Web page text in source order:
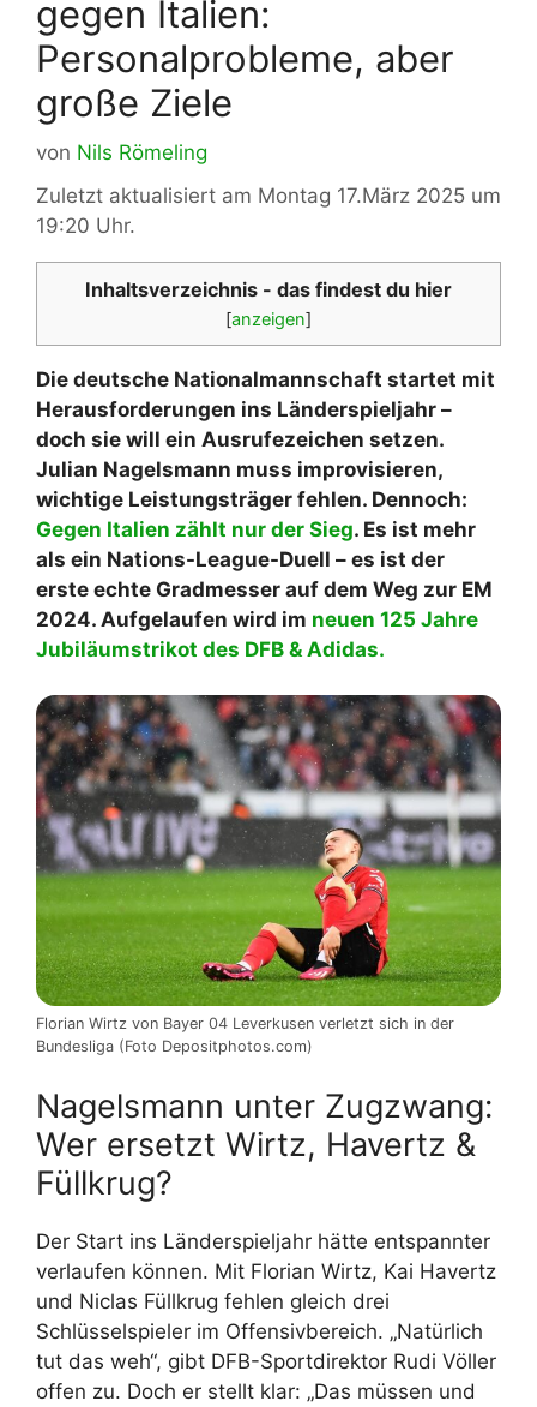
gegen Italien:
Personalprobleme, aber
große Ziele
von Nils Römeling
Zuletzt aktualisiert am Montag 17.März 2025 um
19:20 Uhr.
Inhaltsverzeichnis - das findest du hier
[anzeigen]
Die deutsche Nationalmannschaft startet mit
Herausforderungen ins Länderspieljahr –
doch sie will ein Ausrufezeichen setzen.
Julian Nagelsmann muss improvisieren,
wichtige Leistungsträger fehlen. Dennoch:
Gegen Italien zählt nur der Sieg. Es ist mehr
als ein Nations-League-Duell – es ist der
erste echte Gradmesser auf dem Weg zur EM
2024. Aufgelaufen wird im neuen 125 Jahre
Jubiläumstrikot des DFB & Adidas.
Florian Wirtz von Bayer 04 Leverkusen verletzt sich in der
Bundesliga (Foto Depositphotos.com)
Nagelsmann unter Zugzwang:
Wer ersetzt Wirtz, Havertz &
Füllkrug?
Der Start ins Länderspieljahr hätte entspannter
verlaufen können. Mit Florian Wirtz, Kai Havertz
und Niclas Füllkrug fehlen gleich drei
Schlüsselspieler im Offensivbereich. „Natürlich
tut das weh“, gibt DFB-Sportdirektor Rudi Völler
offen zu. Doch er stellt klar: „Das müssen und